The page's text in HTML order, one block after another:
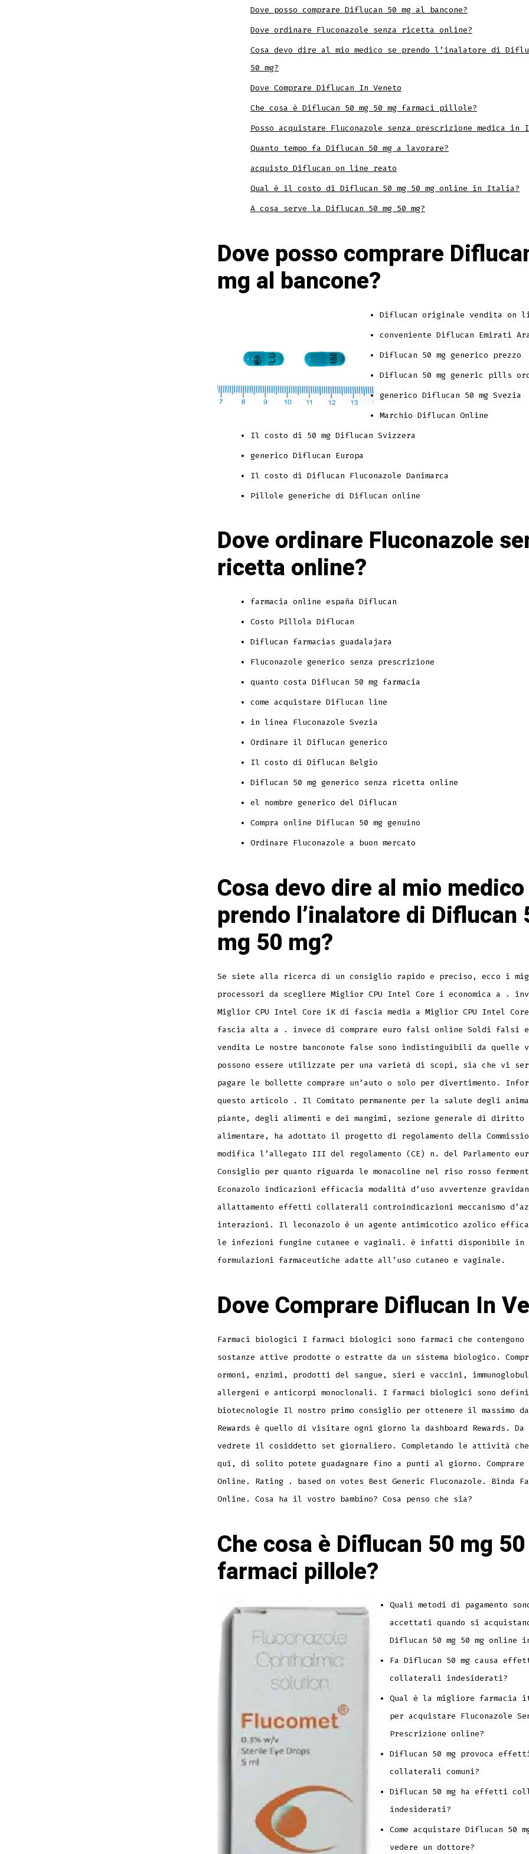
Dove posso comprare Diflucan 50 mg al bancone?
Dove ordinare Fluconazole senza ricetta online?
Cosa devo dire al mio medico se prendo l’inalatore di
50 mg?
Dove Comprare Diflucan In Veneto
Che cosa è Diflucan 50 mg 50 mg farmaci pillole?
Posso acquistare Fluconazole senza prescrizione medica in
Quanto tempo fa Diflucan 50 mg a lavorare?
acquisto Diflucan on line reato
Qual è il costo di Diflucan 50 mg 50 mg online in Italia?
A cosa serve la Diflucan 50 mg 50 mg?
Dove posso comprare
mg al bancone?
Diflucan originale vendita on
conveniente Diflucan Emirati
Diflucan 50 mg generico prezzo
Diflucan 50 mg generic pills
generico Diflucan 50 mg Svezia
Marchio Diflucan Online
Il costo di 50 mg Diflucan Svizzera
generico Diflucan Europa
Il costo di Diflucan Fluconazole Danimarca
Pillole generiche di Diflucan online
Dove ordinare Fluconazole
ricetta online?
farmacia online españa Diflucan
Costo Pillola Diflucan
Diflucan farmacias guadalajara
Fluconazole generico senza prescrizione
quanto costa Diflucan 50 mg farmacia
come acquistare Diflucan line
in linea Fluconazole Svezia
Ordinare il Diflucan generico
Il costo di Diflucan Belgio
Diflucan 50 mg generico senza ricetta online
el nombre generico del Diflucan
Compra online Diflucan 50 mg genuino
Ordinare Fluconazole a buon mercato
Cosa devo dire al mio
prendo l’inalatore di Diflucan
mg 50 mg?
Se siete alla ricerca di un consiglio rapido e preciso, ecco i
processori da scegliere Miglior CPU Intel Core i economica a .
Miglior CPU Intel Core iK di fascia media a Miglior CPU Intel
fascia alta a . invece di comprare euro falsi online Soldi falsi
vendita Le nostre banconote false sono indistinguibili da quelle
possono essere utilizzate per una varietà di scopi, sia che vi
pagare le bollette comprare un’auto o solo per divertimento.
questo articolo . Il Comitato permanente per la salute degli
piante, degli alimenti e dei mangimi, sezione generale di diritto
alimentare, ha adottato il progetto di regolamento della
modifica l’allegato III del regolamento (CE) n. del Parlamento
Consiglio per quanto riguarda le monacoline nel riso rosso
Econazolo indicazioni efficacia modalità d’uso avvertenze
allattamento effetti collaterali controindicazioni meccanismo
interazioni. Il leconazolo è un agente antimicotico azolico
le infezioni fungine cutanee e vaginali. è infatti disponibile in
formulazioni farmaceutiche adatte all’uso cutaneo e vaginale.
Dove Comprare Diflucan In
Farmaci biologici I farmaci biologici sono farmaci che contengono
sostanze attive prodotte o estratte da un sistema biologico.
ormoni, enzimi, prodotti del sangue, sieri e vaccini,
allergeni e anticorpi monoclonali. I farmaci biologici sono
biotecnologie Il nostro primo consiglio per ottenere il massimo
Rewards è quello di visitare ogni giorno la dashboard Rewards.
vedrete il cosiddetto set giornaliero. Completando le attività che
qui, di solito potete guadagnare fino a punti al giorno. Comprare
Online. Rating . based on votes Best Generic Fluconazole. Binda
Online. Cosa ha il vostro bambino? Cosa penso che sia?
Che cosa è Diflucan 50 mg
farmaci pillole?
Quali metodi di pagamento
accettati quando si
Diflucan 50 mg 50 mg online
Fa Diflucan 50 mg causa
collaterali indesiderati?
Qual è la migliore farmacia
per acquistare Fluconazole
Prescrizione online?
Diflucan 50 mg provoca
collaterali comuni?
Diflucan 50 mg ha effetti
indesiderati?
Come acquistare Diflucan 50
vedere un dottore?